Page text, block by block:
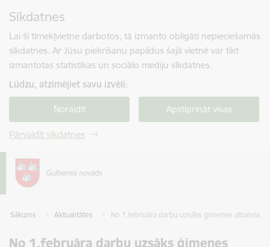
Sīkdatnes
Lai šī tīmekļvietne darbotos, tā izmanto obligāti nepieciešamās
sīkdatnes. Ar Jūsu piekrišanu papildus šajā vietnē var tikt
izmantotas statistikas un sociālo mediju sīkdatnes.
Lūdzu, atzīmējiet savu izvēli:
Noraidīt Apstiprināt visas
Pārvaldīt sīkdatnes
Sākums Aktualitātes No 1.februāra darbu uzsāks ģimenes atbalsta
No 1.februāra darbu uzsāks ģimenes